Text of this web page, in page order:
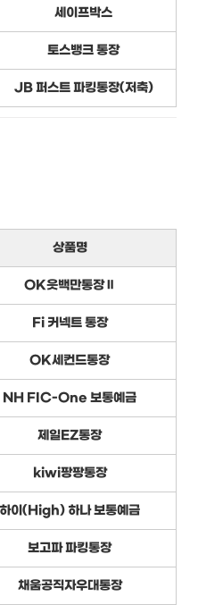
세이프박스
토스뱅크 통장
JB 퍼스트 파킹통장(저축)
상품명
OK읏백만통장Ⅱ
Fi 커넥트 통장
OK세컨드통장
NH FIC-One 보통예금
제일EZ통장
kiwi팡팡통장
하이(High) 하나 보통예금
보고파 파킹통장
채움공직자우대통장